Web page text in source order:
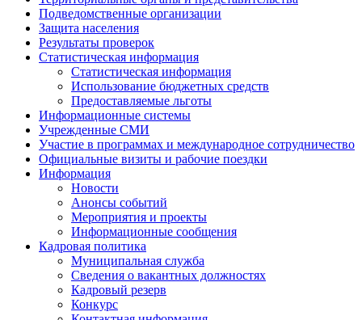
Подведомственные организации
Защита населения
Результаты проверок
Статистическая информация
Статистическая информация
Использование бюджетных средств
Предоставляемые льготы
Информационные системы
Учрежденные СМИ
Участие в программах и международное сотрудничество
Официальные визиты и рабочие поездки
Информация
Новости
Анонсы событий
Мероприятия и проекты
Информационные сообщения
Кадровая политика
Муниципальная служба
Сведения о вакантных должностях
Кадровый резерв
Конкурс